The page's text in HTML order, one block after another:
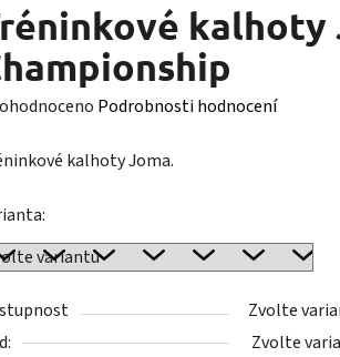
kalhoty
Podrobnosti hodnocení
kalhoty Joma.
Zvolte
Zvolte